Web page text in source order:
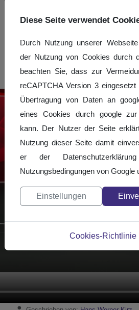
Ein Kamerateam des SR war
der in der Sendung
19.11.2023 ausgestrahlt wurde.
Diese Seite verwendet
Durch Nutzung unserer
der Nutzung von Cookies durch
beachten Sie, dass zur
reCAPTCHA Version 3
Übertragung von Daten an
eines Cookies durch google
kann. Der Nutzer der Seite
Nutzung dieser Seite damit
er der
Nutzungsbedingungen von Google
Einstellungen
Cookies-Richtlinie